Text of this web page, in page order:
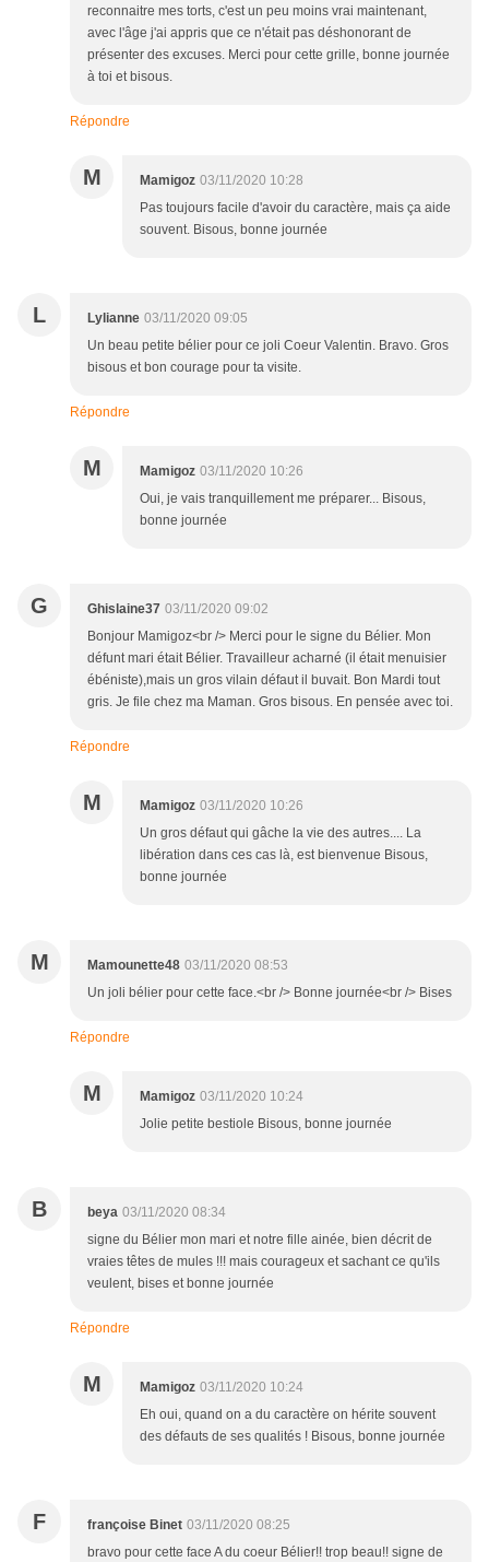
reconnaitre mes torts, c'est un peu moins vrai maintenant,
avec l'âge j'ai appris que ce n'était pas déshonorant de
présenter des excuses. Merci pour cette grille, bonne journée
à toi et bisous.
Répondre
M Mamigoz 03/11/2020 10:28
Pas toujours facile d'avoir du caractère, mais ça aide
souvent. Bisous, bonne journée
L Lylianne 03/11/2020 09:05
Un beau petite bélier pour ce joli Coeur Valentin. Bravo. Gros
bisous et bon courage pour ta visite.
Répondre
M Mamigoz 03/11/2020 10:26
Oui, je vais tranquillement me préparer... Bisous,
bonne journée
G Ghislaine37 03/11/2020 09:02
Bonjour Mamigoz<br /> Merci pour le signe du Bélier. Mon
défunt mari était Bélier. Travailleur acharné (il était menuisier
ébéniste),mais un gros vilain défaut il buvait. Bon Mardi tout
gris. Je file chez ma Maman. Gros bisous. En pensée avec toi.
Répondre
M Mamigoz 03/11/2020 10:26
Un gros défaut qui gâche la vie des autres.... La
libération dans ces cas là, est bienvenue Bisous,
bonne journée
M Mamounette48 03/11/2020 08:53
Un joli bélier pour cette face.<br /> Bonne journée<br /> Bises
Répondre
M Mamigoz 03/11/2020 10:24
Jolie petite bestiole Bisous, bonne journée
B beya 03/11/2020 08:34
signe du Bélier mon mari et notre fille ainée, bien décrit de
vraies têtes de mules !!! mais courageux et sachant ce qu'ils
veulent, bises et bonne journée
Répondre
M Mamigoz 03/11/2020 10:24
Eh oui, quand on a du caractère on hérite souvent
des défauts de ses qualités ! Bisous, bonne journée
F françoise Binet 03/11/2020 08:25
bravo pour cette face A du coeur Bélier!! trop beau!! signe de